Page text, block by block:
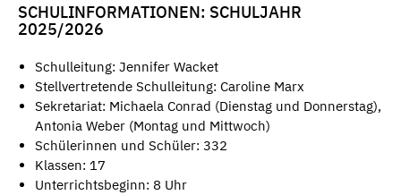
SCHULINFORMATIONEN: SCHULJAHR
2025/2026
Schulleitung: Jennifer Wacket
Stellvertretende Schulleitung: Caroline Marx
Sekretariat: Michaela Conrad (Dienstag und Donnerstag),
Antonia Weber (Montag und Mittwoch)
Schülerinnen und Schüler: 332
Klassen: 17
Unterrichtsbeginn: 8 Uhr